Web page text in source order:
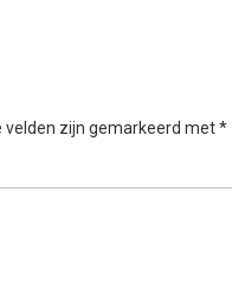
velden zijn gemarkeerd met*